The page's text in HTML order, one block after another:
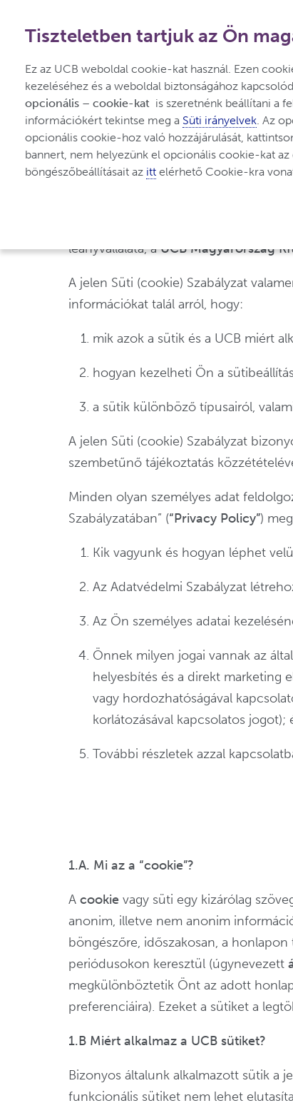
Süti (cookie)
leányvállalata, aUCB Magyarország
A jelen Süti (cookie) Szabályzat
információkat talál arról, hogy:
mik azok a sütik és a UCB miért
hogyan kezelheti Ön a
a sütik különböző típusairól,
A jelen Süti (cookie) Szabályzat
szembetűnő tájékoztatás
Minden olyan személyes adat
Szabályzatában” (“Privacy Policy”)
Kik vagyunk és hogyan léphet
Az Adatvédelmi Szabályzat
Az Ön személyes adatai
Önnek milyen jogai vannak az
helyesbítés és a direkt marketing
vagy hordozhatóságával
korlátozásával kapcsolatos jogot);
További részletek azzal
1.A. Mi az a “cookie”?
A cookievagy süti egy kizárólag
anonim, illetve nem anonim
böngészőre, időszakosan, a
periódusokon keresztül (úgynevezett
megkülönböztetik Önt az adott
preferenciáira). Ezeket a sütiket a
1.B Miért alkalmaz a UCB sütiket?
Bizonyos általunk alkalmazott sütik a
funkcionális sütiket nem lehet
Tiszteletben tartjuk az Ön
Ez az UCB weboldal cookie-kat használ. Ezen
kezeléséhez és a weboldal biztonságához
opcionális – cookie-kat
is szeretnénk beállítani
információkért tekintse meg a Süti irányelvek. Az
opcionális cookie-hoz való hozzájárulását,
bannert, nem helyezünk el opcionális cookie-kat
böngészőbeállításait az itt elérhető Cookie-kra